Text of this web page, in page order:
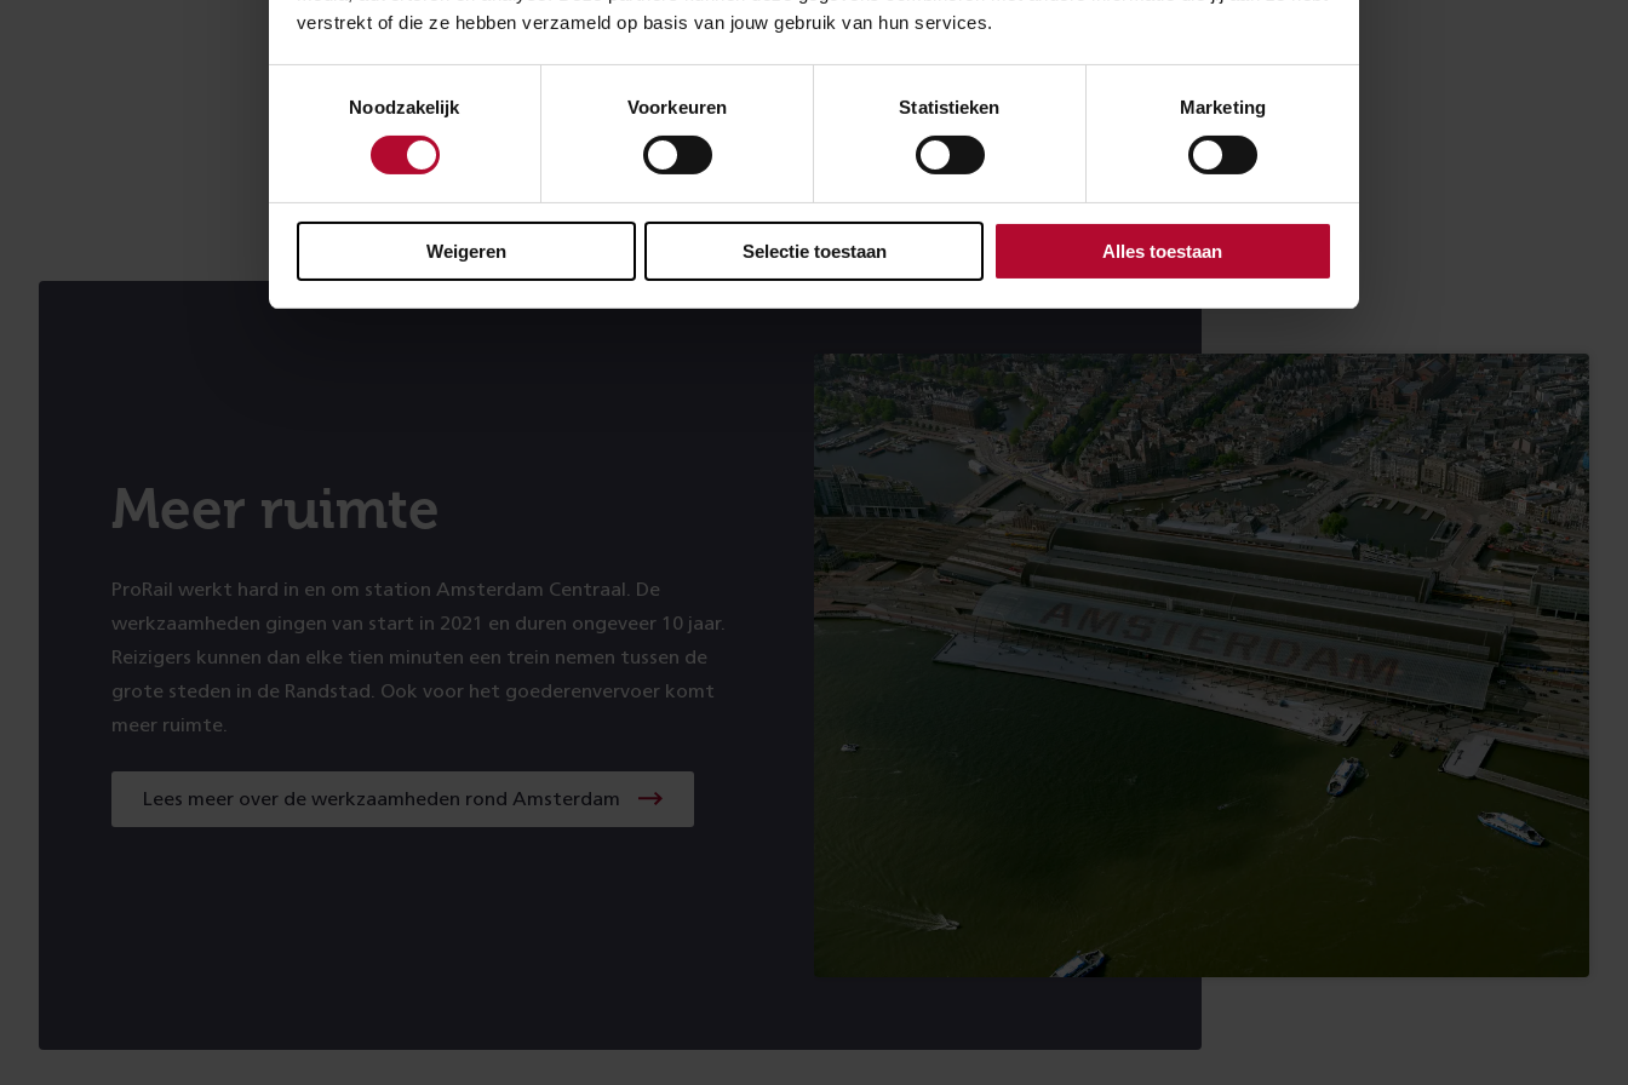
verstrekt of die ze hebben verzameld op basis van jouw gebruik van hun services.
Noodzakelijk
Voorkeuren Statistieken Marketing
Weigeren Selectie toestaan Alles toestaan
eerder rangeerterrein Dijksgracht lag. Door de tunnel van deze vrije kruising zullen twee
makkelijker van en naar Amsterdam Centraal. Ook rijden de treinen straks op vaste
corridors. Daardoor is er minder kans op verstoring. De vrije kruising wordt in totaal 125
Meer ruimte
ProRail werkt hard in en om station Amsterdam Centraal. De
werkzaamheden gingen van start in 2021 en duren ongeveer 10 jaar.
Reizigers kunnen dan elke tien minuten een trein nemen tussen de
grote steden in de Randstad. Ook voor het goederenvervoer komt
meer ruimte.
Lees meer over de werkzaamheden rond Amsterdam
Lees
meer